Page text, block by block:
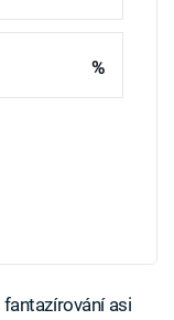
%
asi